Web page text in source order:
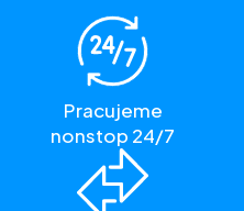
Pracujeme
nonstop 24/7